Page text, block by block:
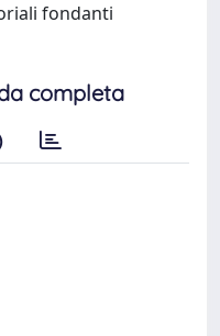
fondanti
completa